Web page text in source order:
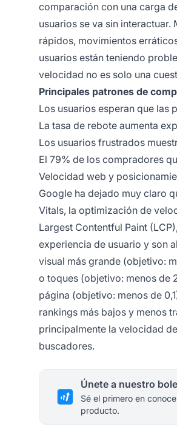
comparación con una carga
usuarios se va sin
rápidos, movimientos
usuarios están teniendo
velocidad no es solo una
Principales patrones de
Los usuarios esperan que las
La tasa de rebote aumenta
Los usuarios frustrados
El 79% de los compradores
Velocidad web y
Google ha dejado muy claro
Vitals, la optimización de
Largest Contentful Paint
experiencia de usuario y son
visual más grande (objetivo:
o toques (objetivo: menos de
página (objetivo: menos de
rankings más bajos y menos
principalmente la velocidad
buscadores.
Únete a nuestro
Sé el primero en
producto.